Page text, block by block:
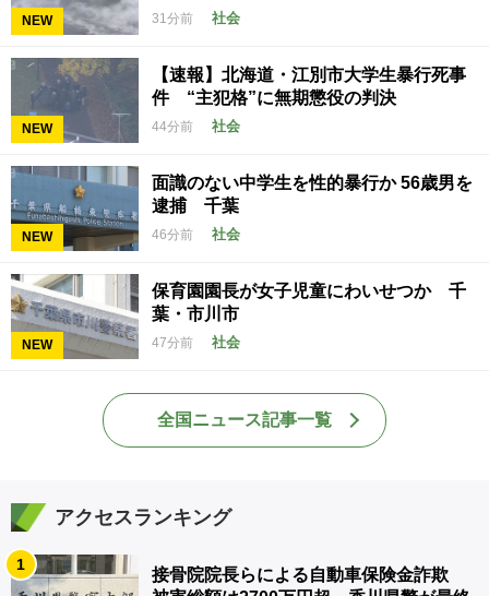
NEW 31分前 社会
NEW
【速報】北海道・江別市大学生暴行死事
件 “主犯格”に無期懲役の判決
44分前 社会
NEW
面識のない中学生を性的暴行か 56歳男を
逮捕 千葉
46分前 社会
NEW
保育園園長が女子児童にわいせつか 千
葉・市川市
47分前 社会
全国ニュース記事一覧
アクセスランキング
1
接骨院院長らによる自動車保険金詐欺